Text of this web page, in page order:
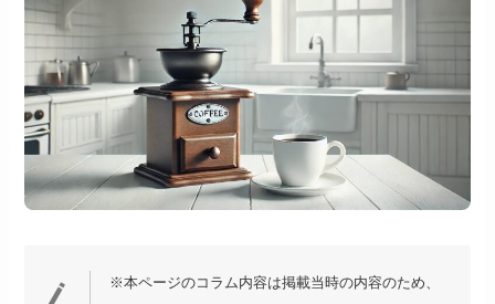
※本ページのコラム内容は掲載当時の内容のため、